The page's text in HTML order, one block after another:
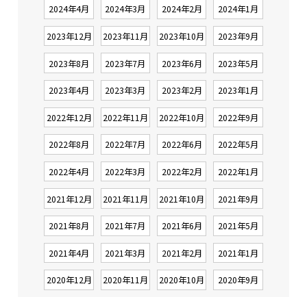
2024年4月 2024年3月 2024年2月 2024年1月
2023年12月 2023年11月 2023年10月 2023年9月
2023年8月 2023年7月 2023年6月 2023年5月
2023年4月 2023年3月 2023年2月 2023年1月
2022年12月 2022年11月 2022年10月 2022年9月
2022年8月 2022年7月 2022年6月 2022年5月
2022年4月 2022年3月 2022年2月 2022年1月
2021年12月 2021年11月 2021年10月 2021年9月
2021年8月 2021年7月 2021年6月 2021年5月
2021年4月 2021年3月 2021年2月 2021年1月
2020年12月 2020年11月 2020年10月 2020年9月